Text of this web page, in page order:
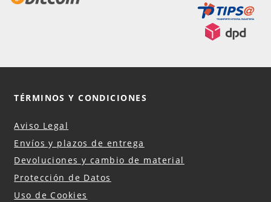
TÉRMINOS Y CONDICIONES
Aviso Legal
Envíos y plazos de entrega
Devoluciones y cambio de material
Protección de Datos
Uso de Cookies